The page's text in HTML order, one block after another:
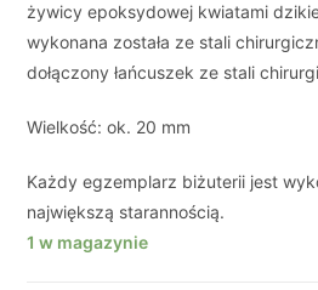
żywicy epoksydowej kwiatami
wykonana została ze stali
dołączony łańcuszek ze stali
Wielkość: ok. 20 mm
Każdy egzemplarz biżuterii jest
największą starannością.
1 w magazynie